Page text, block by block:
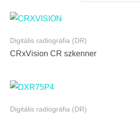
Digitális radiográfia (DR)
CRxVision CR szkenner
Digitális radiográfia (DR)